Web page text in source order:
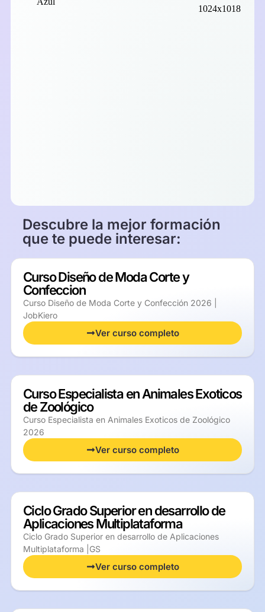
Descubre la mejor formación
que te puede interesar:
Curso Diseño de Moda Corte y
Confeccion
Curso Diseño de Moda Corte y Confección 2026 |
JobKiero
Ver curso completo
Curso Especialista en Animales Exoticos
de Zoológico
Curso Especialista en Animales Exoticos de Zoológico
2026
Ver curso completo
Ciclo Grado Superior en desarrollo de
Aplicaciones Multiplataforma
Ciclo Grado Superior en desarrollo de Aplicaciones
Multiplataforma |GS
Ver curso completo